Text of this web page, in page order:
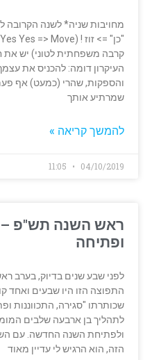
מחויבות שניה* לשנה הקרובה
העיקרון דומה: להכניס את
והספקות, שהרי (כמעט) אף
שמרתיע אותך
להמשך קריאה »
04/10/2019
ראש השנה תש"פ –
ופתיחה
לפני שבע שנים בדיוק, בערב
התפוצה הזו היו שבעים ואחד
שכותרתו "סגירה, התכווננות
לתהליך בן ארבעה שלבים
ולפתיחת השנה החדשה. עם
הזה, הוא הרגיש לי עדיין מאוד